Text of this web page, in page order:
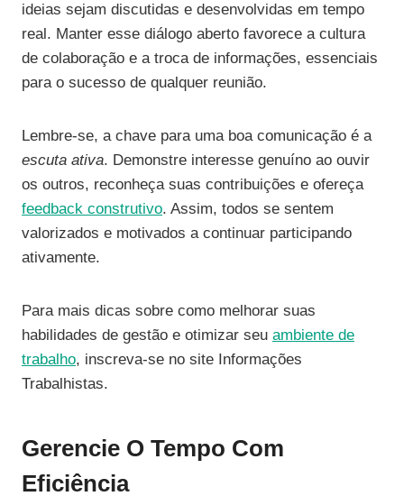
ideias sejam discutidas e desenvolvidas em tempo
real. Manter esse diálogo aberto favorece a cultura
de colaboração e a troca de informações, essenciais
para o sucesso de qualquer reunião.
Lembre-se, a chave para uma boa comunicação é a
escuta ativa. Demonstre interesse genuíno ao ouvir
os outros, reconheça suas contribuições e ofereça
feedback construtivo. Assim, todos se sentem
valorizados e motivados a continuar participando
ativamente.
Para mais dicas sobre como melhorar suas
habilidades de gestão e otimizar seu ambiente de
trabalho, inscreva-se no site Informações
Trabalhistas.
Gerencie O Tempo Com
Eficiência